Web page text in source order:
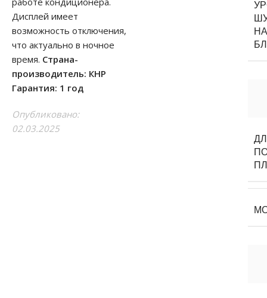
Дисплей имеет
возможность отключения,
что актуально в ночное
время. Страна-
производитель: КНР
Гарантия: 1 год
Опубликовано:
02.03.2025